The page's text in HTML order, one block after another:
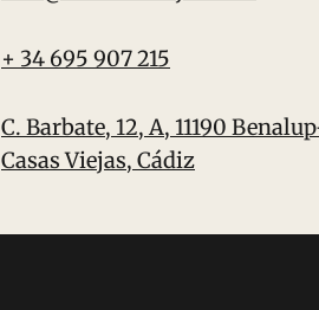
+ 34 695 907 215
C. Barbate, 12, A, 11190
Casas Viejas, Cádiz